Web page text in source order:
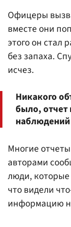
Офицеры
вместе они
этого он стал
без запаха.
исчез.
Никакого
было, отчет
Многие
авторами
люди,
что видели
информацию